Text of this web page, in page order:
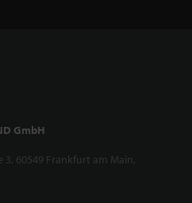
GmbH
3, 60549 Frankfurt am Main,